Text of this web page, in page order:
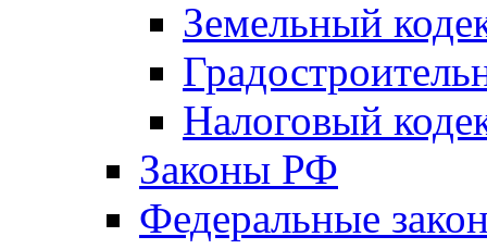
Земельный
Налоговый
Законы РФ
Федеральные